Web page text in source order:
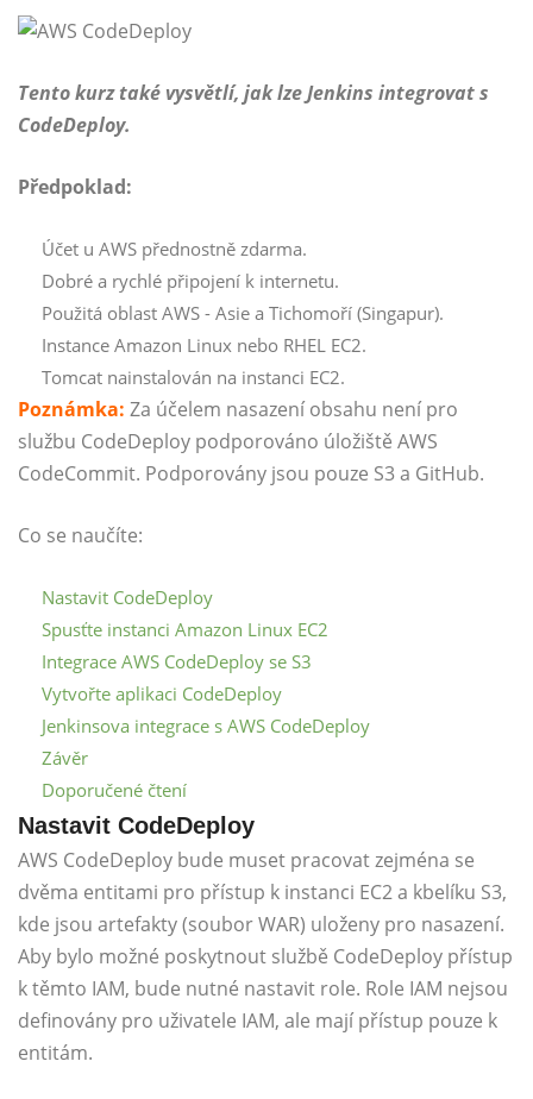
Tento kurz také vysvětlí, jak lze Jenkins integrovat s
CodeDeploy.
Předpoklad:
Účet u AWS přednostně zdarma.
Dobré a rychlé připojení k internetu.
Použitá oblast AWS - Asie a Tichomoří (Singapur).
Instance Amazon Linux nebo RHEL EC2.
Tomcat nainstalován na instanci EC2.
Poznámka: Za účelem nasazení obsahu není pro
službu CodeDeploy podporováno úložiště AWS
CodeCommit. Podporovány jsou pouze S3 a GitHub.
Co se naučíte:
Nastavit CodeDeploy
Spusťte instanci Amazon Linux EC2
Integrace AWS CodeDeploy se S3
Vytvořte aplikaci CodeDeploy
Jenkinsova integrace s AWS CodeDeploy
Závěr
Doporučené čtení
Nastavit CodeDeploy
AWS CodeDeploy bude muset pracovat zejména se
dvěma entitami pro přístup k instanci EC2 a kbelíku S3,
kde jsou artefakty (soubor WAR) uloženy pro nasazení.
Aby bylo možné poskytnout službě CodeDeploy přístup
k těmto IAM, bude nutné nastavit role. Role IAM nejsou
definovány pro uživatele IAM, ale mají přístup pouze k
entitám.